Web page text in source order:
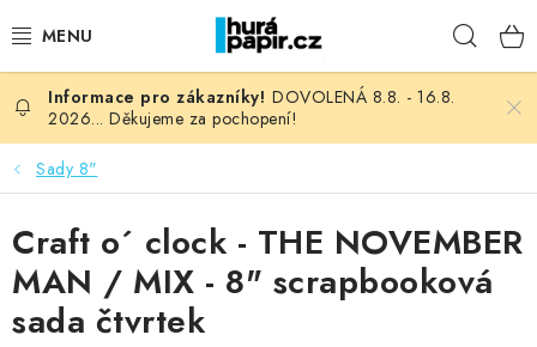
na
NOVINKY
HURÁ DÍLNA
VŠECHNO ZBOŽÍ
KNIHAŘSKÝ MATERIÁL
DOVOLENÁ 8.8. - 16.8.
2026... Děkujeme za pochopení!
Sady 8"
Craft o´ clock - THE NOVEMBER
MAN / MIX - 8" scrapbooková
sada čtvrtek